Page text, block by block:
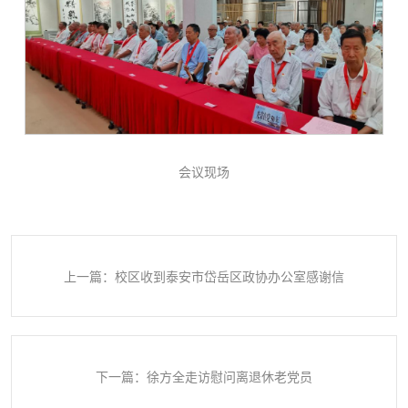
会议现场
上一篇：校区收到泰安市岱岳区政协办公室感谢信
下一篇：徐方全走访慰问离退休老党员